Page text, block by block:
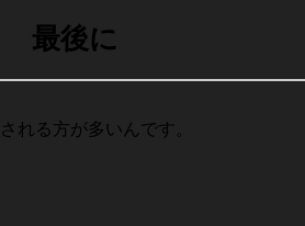
最後に
れる方が多いんです。